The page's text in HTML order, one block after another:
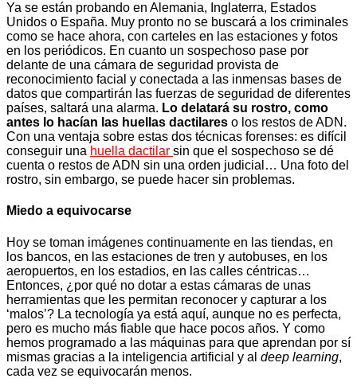
Ya se están probando en Alemania, Inglaterra, Estados
Unidos o España. Muy pronto no se buscará a los criminales
como se hace ahora, con carteles en las estaciones y fotos
en los periódicos. En cuanto un sospechoso pase por
delante de una cámara de seguridad provista de
reconocimiento facial y conectada a las inmensas bases de
datos que compartirán las fuerzas de seguridad de diferentes
países, saltará una alarma. Lo delatará su rostro, como
antes lo hacían las huellas dactilares o los restos de ADN.
Con una ventaja sobre estas dos técnicas forenses: es difícil
conseguir una huella dactilar sin que el sospechoso se dé
cuenta o restos de ADN sin una orden judicial… Una foto del
rostro, sin embargo, se puede hacer sin problemas.
Miedo a equivocarse
Hoy se toman imágenes continuamente en las tiendas, en
los bancos, en las estaciones de tren y autobuses, en los
aeropuertos, en los estadios, en las calles céntricas…
Entonces, ¿por qué no dotar a estas cámaras de unas
herramientas que les permitan reconocer y capturar a los
‘malos’? La tecnología ya está aquí, aunque no es perfecta,
pero es mucho más fiable que hace pocos años. Y como
hemos programado a las máquinas para que aprendan por sí
mismas gracias a la inteligencia artificial y al deep learning,
cada vez se equivocarán menos.